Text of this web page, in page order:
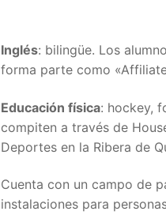
Inglés: bilingüe. Los
forma parte como
Educación física: hockey,
compiten a través de
Deportes en la Ribera de
Cuenta con un campo de
instalaciones para